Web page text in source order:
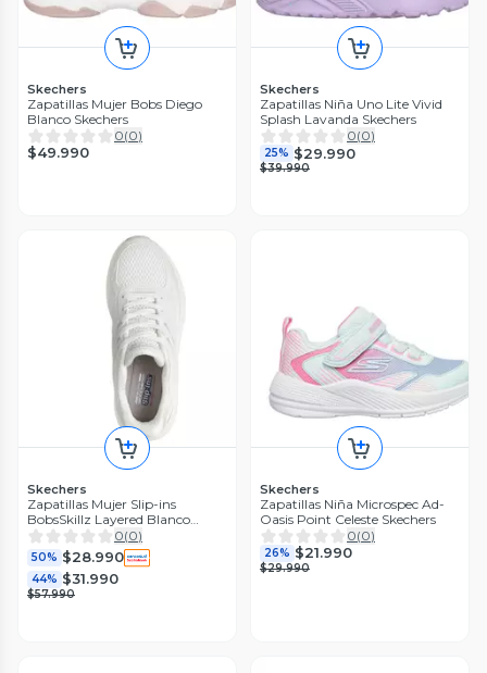
Skechers
Zapatillas Mujer Bobs Diego
Blanco Skechers
0(0)
$49.990
Skechers
Zapatillas Niña Uno Lite Vivid
Splash Lavanda Skechers
0(0)
25% $29.990
$39.990
Skechers
Zapatillas Mujer Slip-ins
BobsSkillz Layered Blanco
Skechers
0(0)
50% $28.990
44% $31.990
$57.990
Skechers
Zapatillas Niña Microspec Ad-
Oasis Point Celeste Skechers
0(0)
26% $21.990
$29.990